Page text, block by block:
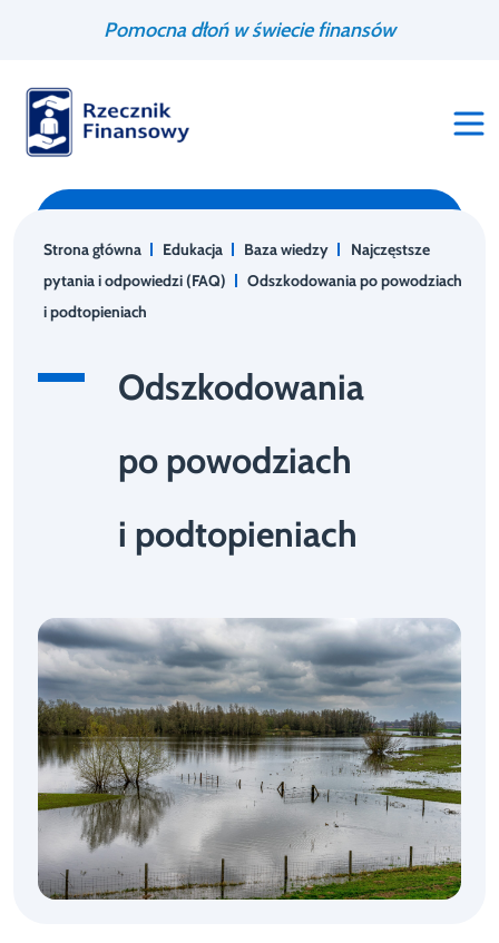
Pomocna dłoń w świecie finansów
Strona główna Edukacja Baza wiedzy
Najczęstsze
pytania i odpowiedzi (FAQ)
Odszkodowania po powodziach
i podtopieniach
Odszkodowania
po powodziach
i podtopieniach